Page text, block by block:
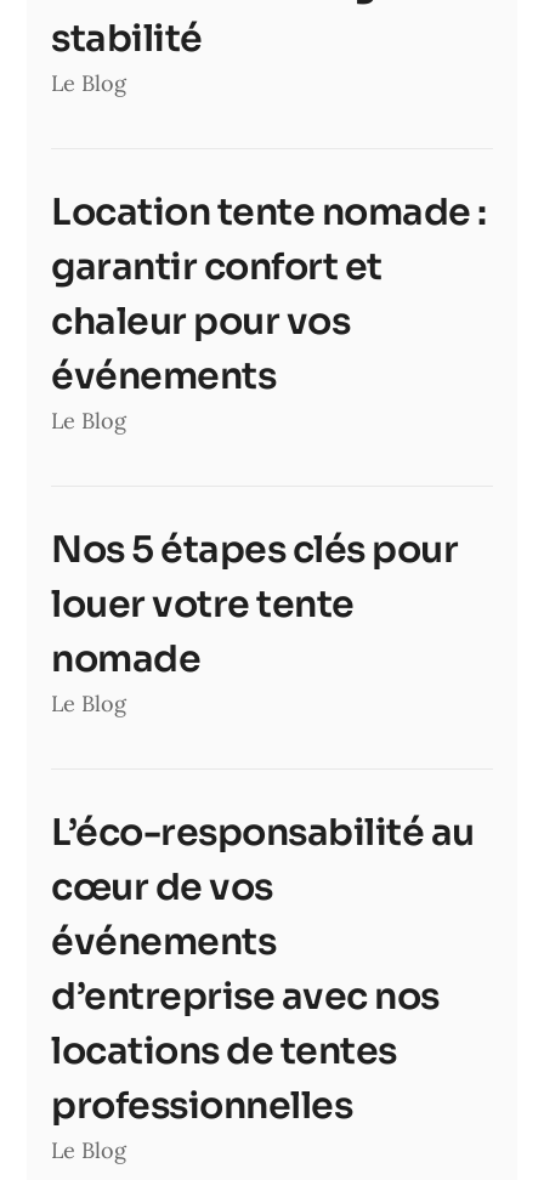
stabilité
Le Blog
Location tente nomade :
garantir confort et
chaleur pour vos
événements
Le Blog
Nos 5 étapes clés pour
louer votre tente
nomade
Le Blog
L’éco-responsabilité au
cœur de vos
événements
d’entreprise avec nos
locations de tentes
professionnelles
Le Blog